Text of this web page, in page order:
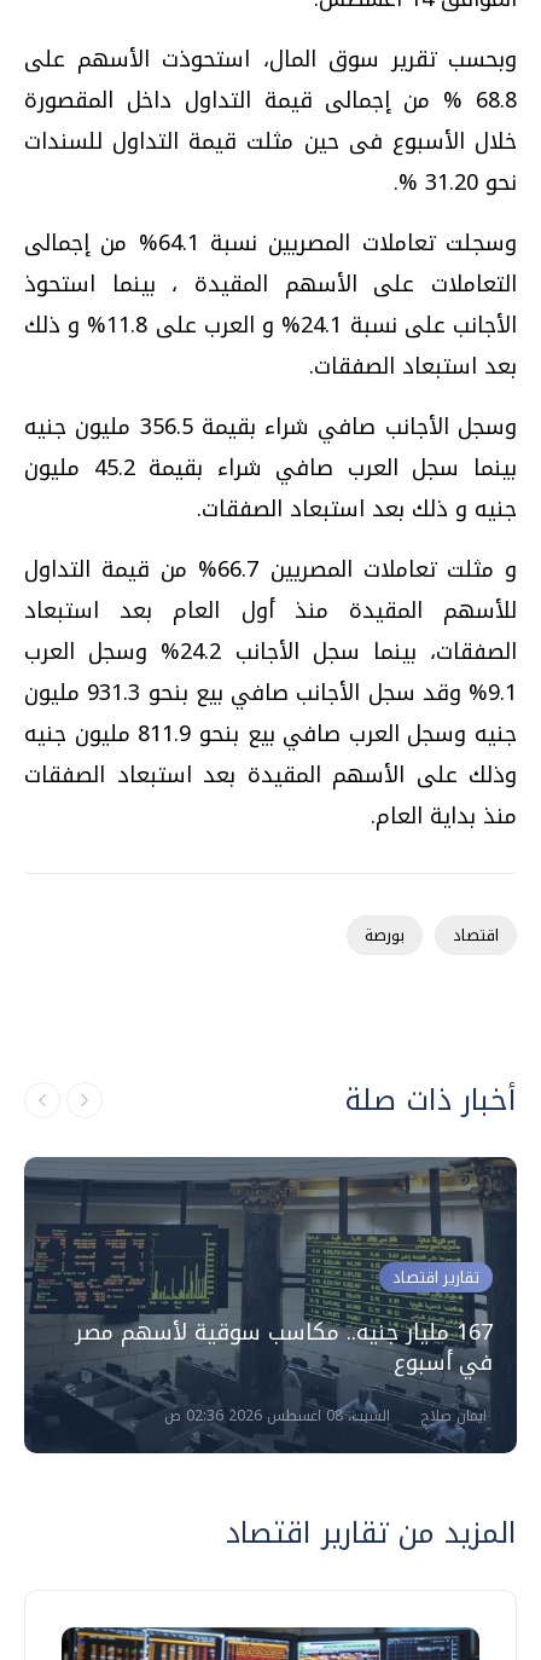
وبحسب تقرير سوق المال، استحوذت الأسهم على
68.8 % من إجمالى قيمة التداول داخل المقصورة
خلال الأسبوع فى حين مثلت قيمة التداول للسندات
نحو 31.20 %.
وسجلت تعاملات المصريين نسبة 64.1% من إجمالى
التعاملات على الأسهم المقيدة ، بينما استحوذ
الأجانب على نسبة 24.1% و العرب على 11.8% و ذلك
بعد استبعاد الصفقات.
وسجل الأجانب صافي شراء بقيمة 356.5 مليون جنيه
بينما سجل العرب صافي شراء بقيمة 45.2 مليون
جنيه و ذلك بعد استبعاد الصفقات.
و مثلت تعاملات المصريين 66.7% من قيمة التداول
للأسهم المقيدة منذ أول العام بعد استبعاد
الصفقات، بينما سجل الأجانب 24.2% وسجل العرب
9.1% وقد سجل الأجانب صافي بيع بنحو 931.3 مليون
جنيه وسجل العرب صافي بيع بنحو 811.9 مليون جنيه
وذلك على الأسهم المقيدة بعد استبعاد الصفقات
منذ بداية العام.
اقتصاد بورصة
أخبار ذات صلة
تقارير اقتصاد
167 مليار جنيه.. مكاسب سوقية لأسهم مصر
في أسبوع
ايمان صلاح السبت، 08 اغسطس 2026 02:36 ص
المزيد من تقارير اقتصاد